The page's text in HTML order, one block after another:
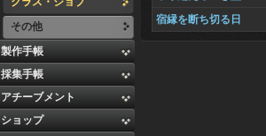
その他
製作手帳
採集手帳
アチーブメント
ショップ
宿縁を断ち切る日